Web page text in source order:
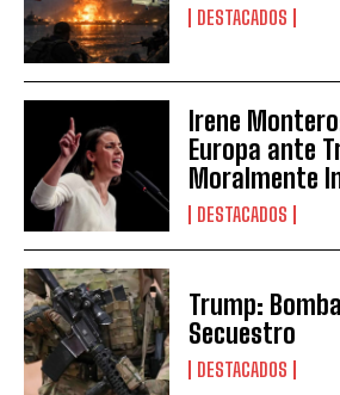
DESTACADOS
Irene
Europa ante
Moralmente
DESTACADOS
Trump:
Secuestro
DESTACADOS